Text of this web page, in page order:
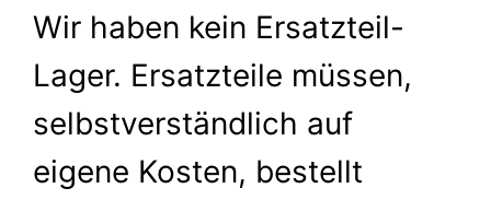
Wir haben kein Ersatzteil-
Lager. Ersatzteile müssen,
selbstverständlich auf
eigene Kosten, bestellt